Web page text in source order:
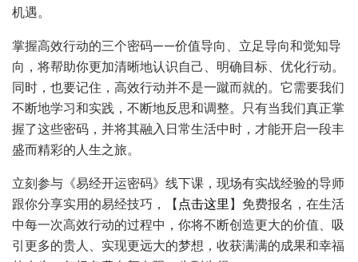
机遇。
掌握高效行动的三个密码——价值导向、立足导向和觉知导
向，将帮助你更加清晰地认识自己、明确目标、优化行动。
同时，也要记住，高效行动并不是一蹴而就的。它需要我们
不断地学习和实践，不断地反思和调整。只有当我们真正掌
握了这些密码，并将其融入日常生活中时，才能开启一段丰
盛而精彩的人生之旅。
立刻参与《易经开运密码》线下课，现场有实战经验的导师
跟你分享实用的易经技巧，【 点击这里 】免费报名，在生活
中每一次高效行动的过程中，你将不断创造更大的价值、吸
引更多的贵人、实现更远大的梦想，收获满满的成果和幸福